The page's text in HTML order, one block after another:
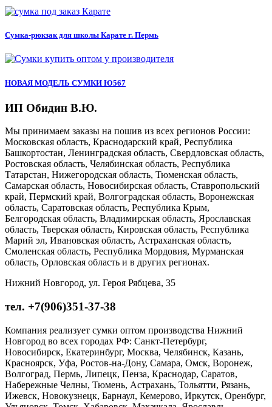
Сумка-рюкзак для школы Карате г. Пермь
НОВАЯ МОДЕЛЬ СУМКИ Ю567
ИП Обидин В.Ю.
Мы принимаем заказы на пошив из всех регионов России:
Московская область, Краснодарский край, Республика
Башкортостан, Ленинградская область, Свердловская область,
Ростовская область, Челябинская область, Республика
Татарстан, Нижегородская область, Тюменская область,
Самарская область, Новосибирская область, Ставропольский
край, Пермский край, Волгоградская область, Воронежская
область, Саратовская область, Республика Крым,
Белгородская область, Владимирская область, Ярославская
область, Тверская область, Кировская область, Республика
Марий эл, Ивановская область, Астраханская область,
Смоленская область, Республика Мордовия, Мурманская
область, Орловская область и в других регионах.
Нижний Новгород, ул. Героя Рябцева, 35
тел. +7(906)351-37-38
Компания реализует сумки оптом производства Нижний
Новгород во всех городах РФ: Санкт-Петербург,
Новосибирск, Екатеринбург, Москва, Челябинск, Казань,
Красноярск, Уфа, Ростов-на-Дону, Самара, Омск, Воронеж,
Волгоград, Пермь, Липецк, Пенза, Краснодар, Саратов,
Набережные Челны, Тюмень, Астрахань, Тольятти, Рязань,
Ижевск, Новокузнецк, Барнаул, Кемерово, Иркутск, Оренбург,